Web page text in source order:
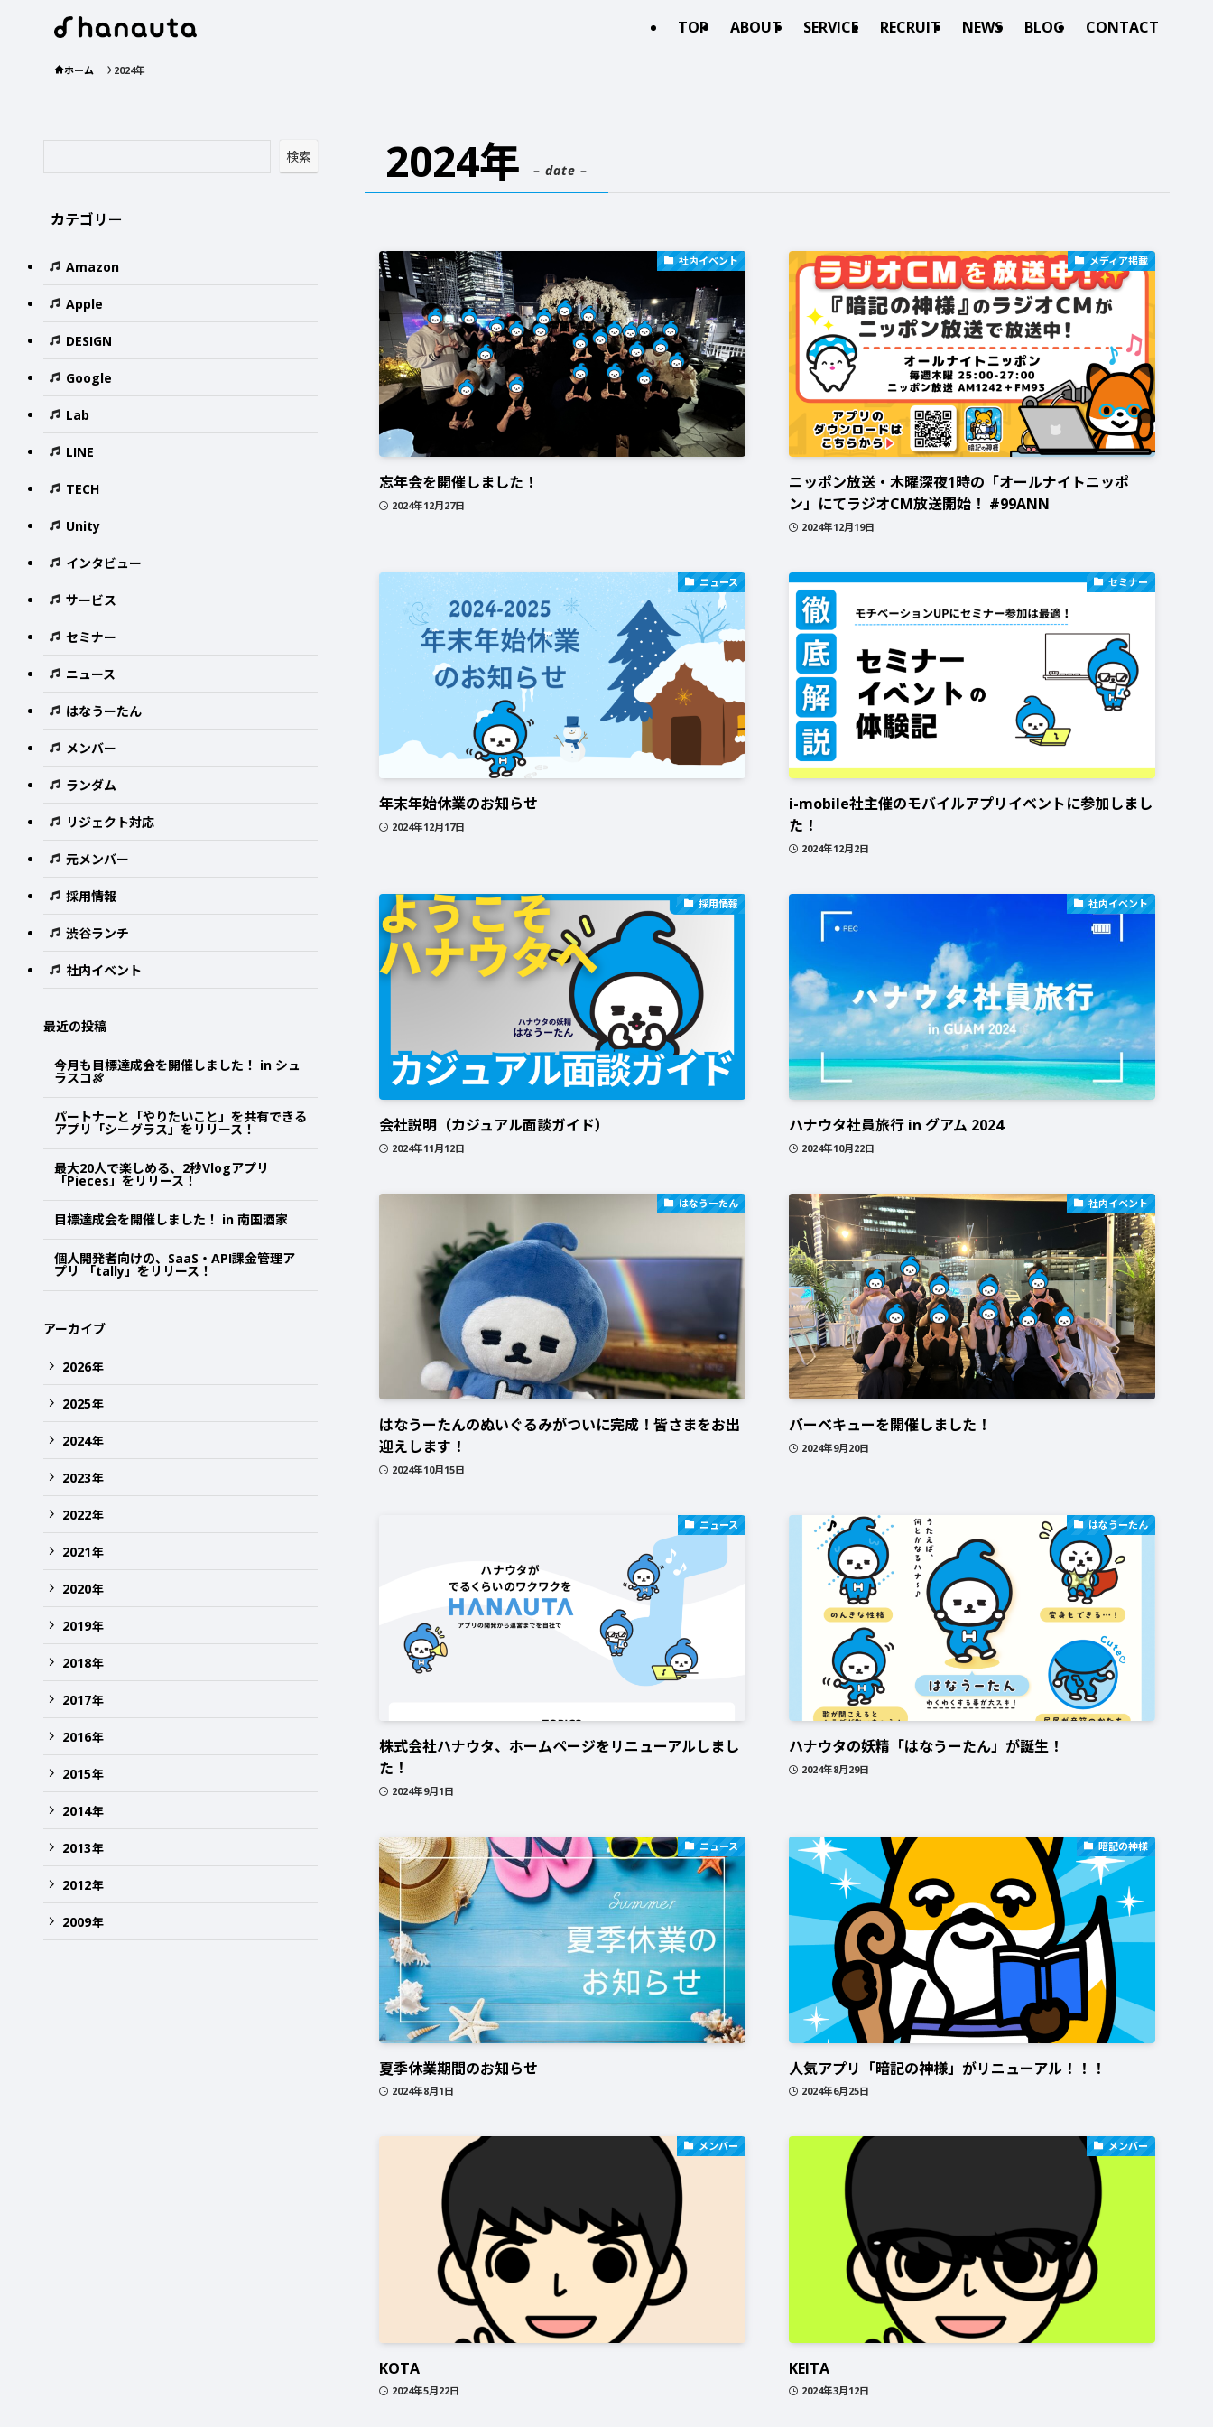
TOP ABOUT SERVICE RECRUIT NEWS BLOG CONTACT
ホーム 2024年
2024年 – date –
社内イベント
忘年会を開催しました！
2024年12月27日
メディア掲載
ニッポン放送・木曜深夜1時の「オールナイトニッポ
ン」にてラジオCM放送開始！ #99ANN
2024年12月19日
ニュース
年末年始休業のお知らせ
2024年12月17日
セミナー
i-mobile社主催のモバイルアプリイベントに参加しまし
た！
2024年12月2日
採用情報
会社説明（カジュアル面談ガイド）
2024年11月12日
社内イベント
ハナウタ社員旅行 in グアム 2024
2024年10月22日
はなうーたん
はなうーたんのぬいぐるみがついに完成！皆さまをお出
迎えします！
2024年10月15日
社内イベント
バーベキューを開催しました！
2024年9月20日
ニュース
株式会社ハナウタ、ホームページをリニューアルしまし
た！
2024年9月1日
はなうーたん
ハナウタの妖精「はなうーたん」が誕生！
2024年8月29日
ニュース
夏季休業期間のお知らせ
2024年8月1日
暗記の神様
人気アプリ「暗記の神様」がリニューアル！！！
2024年6月25日
メンバー
KOTA
2024年5月22日
メンバー
KEITA
2024年3月12日
検索
カテゴリー
Amazon
Apple
DESIGN
Google
Lab
LINE
TECH
Unity
インタビュー
サービス
セミナー
ニュース
はなうーたん
メンバー
ランダム
リジェクト対応
元メンバー
採用情報
渋谷ランチ
社内イベント
最近の投稿
今月も目標達成会を開催しました！ in シュ
ラスコ🍖
パートナーと「やりたいこと」を共有できる
アプリ「シーグラス」をリリース！
最大20人で楽しめる、2秒Vlogアプリ
「Pieces」をリリース！
目標達成会を開催しました！ in 南国酒家
個人開発者向けの、SaaS・API課金管理ア
プリ 「tally」をリリース！
アーカイブ
2026年
2025年
2024年
2023年
2022年
2021年
2020年
2019年
2018年
2017年
2016年
2015年
2014年
2013年
2012年
2009年